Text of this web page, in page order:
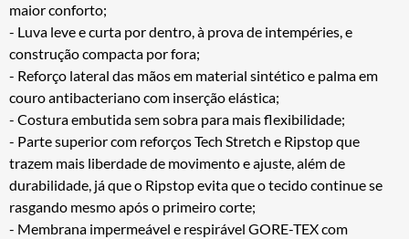
maior conforto;
- Luva leve e curta por dentro, à prova de intempéries, e
construção compacta por fora;
- Reforço lateral das mãos em material sintético e palma em
couro antibacteriano com inserção elástica;
- Costura embutida sem sobra para mais flexibilidade;
- Parte superior com reforços Tech Stretch e Ripstop que
trazem mais liberdade de movimento e ajuste, além de
durabilidade, já que o Ripstop evita que o tecido continue se
rasgando mesmo após o primeiro corte;
- Membrana impermeável e respirável GORE-TEX com